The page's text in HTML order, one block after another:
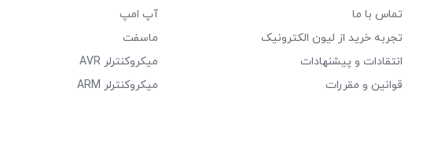
تماس با ما
تجربه خرید از لیون الکترونیک
انتقادات و پیشنهادات
قوانین و مقررات
آپ امپ
ماسفت
میکروکنترلر AVR
میکروکنترلر ARM